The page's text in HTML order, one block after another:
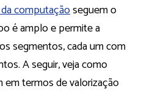
computaçãoseguem o
é amplo e permite a
segmentos, cada um com
A seguir, veja como
em termos de valorização